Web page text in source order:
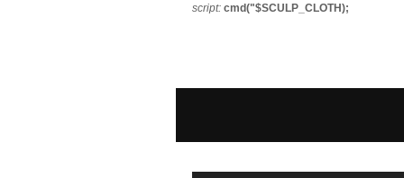
script: cmd("$SCULP_CLOTH);